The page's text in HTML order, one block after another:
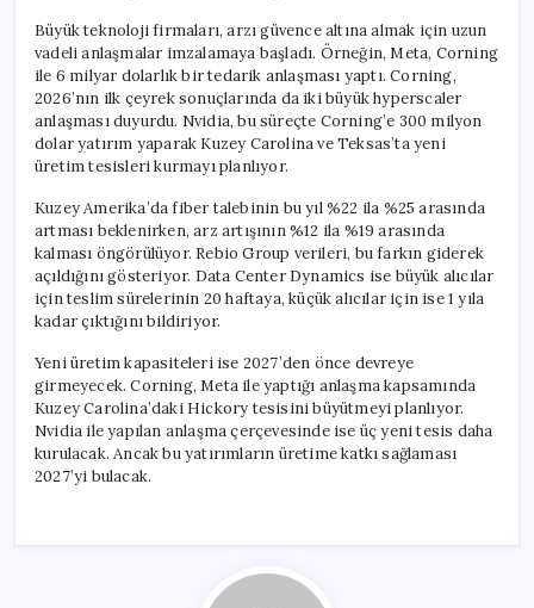
Büyük teknoloji firmaları, arzı güvence altına almak için uzun
vadeli anlaşmalar imzalamaya başladı. Örneğin, Meta, Corning
ile 6 milyar dolarlık bir tedarik anlaşması yaptı. Corning,
2026’nın ilk çeyrek sonuçlarında da iki büyük hyperscaler
anlaşması duyurdu. Nvidia, bu süreçte Corning’e 300 milyon
dolar yatırım yaparak Kuzey Carolina ve Teksas’ta yeni
üretim tesisleri kurmayı planlıyor.
Kuzey Amerika’da fiber talebinin bu yıl %22 ila %25 arasında
artması beklenirken, arz artışının %12 ila %19 arasında
kalması öngörülüyor. Rebio Group verileri, bu farkın giderek
açıldığını gösteriyor. Data Center Dynamics ise büyük alıcılar
için teslim sürelerinin 20 haftaya, küçük alıcılar için ise 1 yıla
kadar çıktığını bildiriyor.
Yeni üretim kapasiteleri ise 2027’den önce devreye
girmeyecek. Corning, Meta ile yaptığı anlaşma kapsamında
Kuzey Carolina’daki Hickory tesisini büyütmeyi planlıyor.
Nvidia ile yapılan anlaşma çerçevesinde ise üç yeni tesis daha
kurulacak. Ancak bu yatırımların üretime katkı sağlaması
2027’yi bulacak.